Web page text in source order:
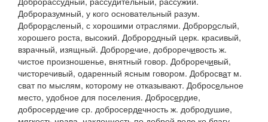
Доброразумный, у кого основательный разум.
Доброрасленый, с хорошими отраслями. Добророслый,
хорошего роста, высокий. Доброродный церк. красивый,
взрачный, изящный. Доброречие, доброречивость ж.
чистое произношенье, внятный говор. Доброречивый,
чисторечивый, одаренный ясным говором. Добросватм.
сват по мыслям, которому не отказывают. Добросельное
место, удобное для поселения. Добросердие,
добросердечие ср. добросердечность ж. добродушие,